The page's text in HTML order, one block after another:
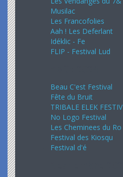
Musilac
Les Francofolies
Aah ! Les Deferlant
Idéklic - Fe
FLIP - Festival Lud
Beau C'est Festival
Fête du Bruit
TRIBALE ELEK FESTIV
No Logo Festival
Les Cheminees du Ro
Festival des Kiosqu
Festival d'é